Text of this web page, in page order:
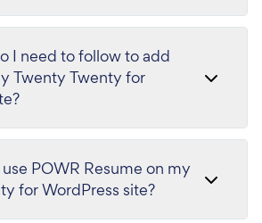
I need to follow to add
Twenty Twenty for
POWR Resume on my
for WordPress site?